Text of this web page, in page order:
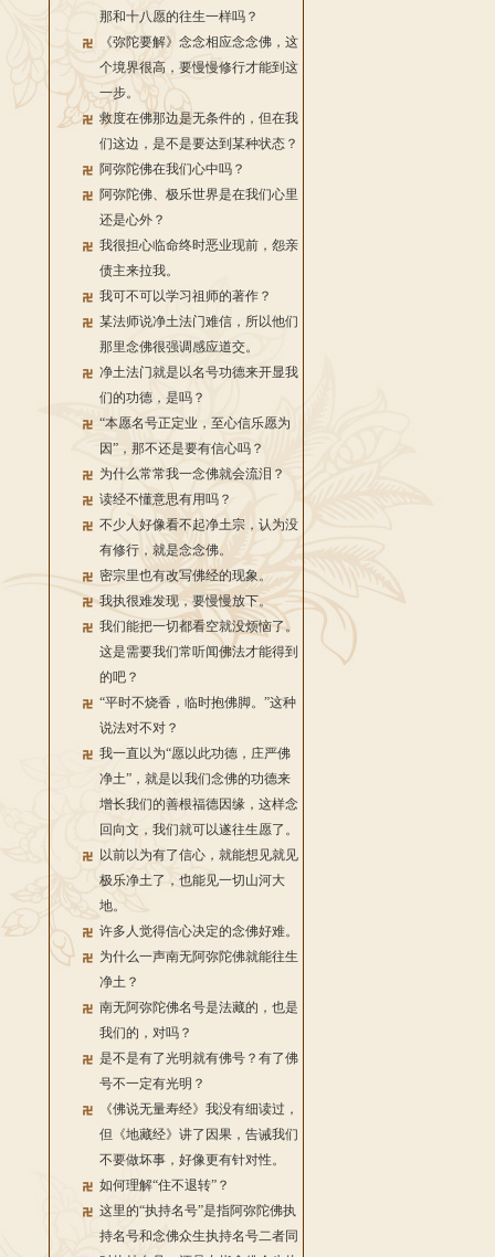
那和十八愿的往生一样吗？
《弥陀要解》念念相应念念佛，这
个境界很高，要慢慢修行才能到这
一步。
救度在佛那边是无条件的，但在我
们这边，是不是要达到某种状态？
阿弥陀佛在我们心中吗？
阿弥陀佛、极乐世界是在我们心里
还是心外？
我很担心临命终时恶业现前，怨亲
债主来拉我。
我可不可以学习祖师的著作？
某法师说净土法门难信，所以他们
那里念佛很强调感应道交。
净土法门就是以名号功德来开显我
们的功德，是吗？
“本愿名号正定业，至心信乐愿为
因”，那不还是要有信心吗？
为什么常常我一念佛就会流泪？
读经不懂意思有用吗？
不少人好像看不起净土宗，认为没
有修行，就是念念佛。
密宗里也有改写佛经的现象。
我执很难发现，要慢慢放下。
我们能把一切都看空就没烦恼了。
这是需要我们常听闻佛法才能得到
的吧？
“平时不烧香，临时抱佛脚。”这种
说法对不对？
我一直以为“愿以此功德，庄严佛
净土”，就是以我们念佛的功德来
增长我们的善根福德因缘，这样念
回向文，我们就可以遂往生愿了。
以前以为有了信心，就能想见就见
极乐净土了，也能见一切山河大
地。
许多人觉得信心决定的念佛好难。
为什么一声南无阿弥陀佛就能往生
净土？
南无阿弥陀佛名号是法藏的，也是
我们的，对吗？
是不是有了光明就有佛号？有了佛
号不一定有光明？
《佛说无量寿经》我没有细读过，
但《地藏经》讲了因果，告诫我们
不要做坏事，好像更有针对性。
如何理解“住不退转”？
这里的“执持名号”是指阿弥陀佛执
持名号和念佛众生执持名号二者同